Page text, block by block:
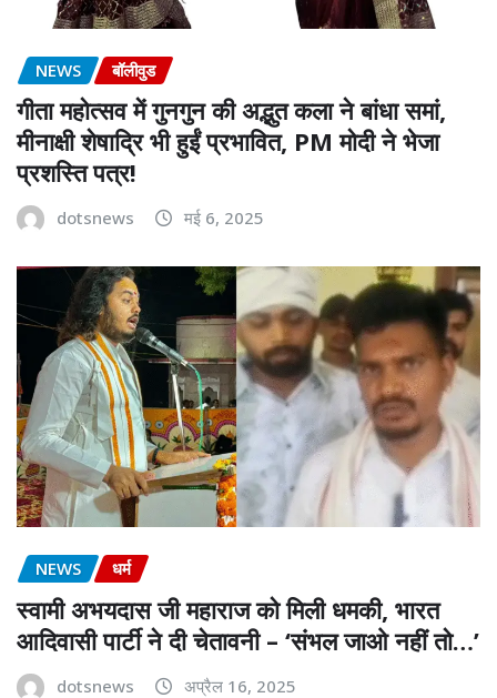
NEWS बॉलीवुड
गीता महोत्सव में गुनगुन की अद्भुत कला ने बांधा समां,
मीनाक्षी शेषाद्रि भी हुईं प्रभावित, PM मोदी ने भेजा
प्रशस्ति पत्र!
dotsnews मई 6, 2025
NEWS धर्म
स्वामी अभयदास जी महाराज को मिली धमकी, भारत
आदिवासी पार्टी ने दी चेतावनी – ‘संभल जाओ नहीं तो…’
dotsnews अप्रैल 16, 2025